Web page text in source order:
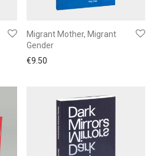
Migrant Mother, Migrant
Gender
€9.50